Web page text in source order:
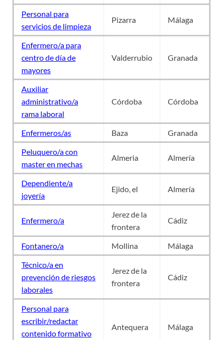
Personal para
servicios de limpieza
Pizarra Málaga
Enfermero/a para
centro de día de
mayores
Valderrubio Granada
Auxiliar
administrativo/a
rama laboral
Córdoba Córdoba
Enfermeros/as Baza
Granada
Peluquero/a con
master en mechas
Almeria Almería
Dependiente/a
joyería
Ejido, el Almería
Enfermero/a
Jerez de la
frontera
Cádiz
Fontanero/a Mollina
Málaga
Técnico/a en
prevención de riesgos
laborales
Jerez de la
frontera
Cádiz
Personal para
escribir/redactar
contenido formativo
Antequera Málaga